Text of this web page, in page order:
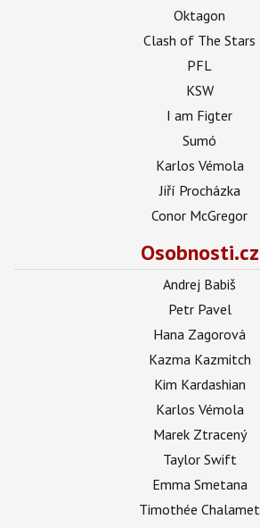
Oktagon
Clash of The Stars
PFL
KSW
I am Figter
Sumó
Karlos Vémola
Jiří Procházka
Conor McGregor
Osobnosti.cz
Andrej Babiš
Petr Pavel
Hana Zagorová
Kazma Kazmitch
Kim Kardashian
Karlos Vémola
Marek Ztracený
Taylor Swift
Emma Smetana
Timothée Chalamet